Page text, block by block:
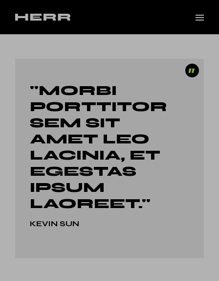
"MORBI
PORTTITOR
SEM SIT
AMET LEO
LACINIA, ET
EGESTAS
IPSUM
LAOREET."
KEVIN SUN